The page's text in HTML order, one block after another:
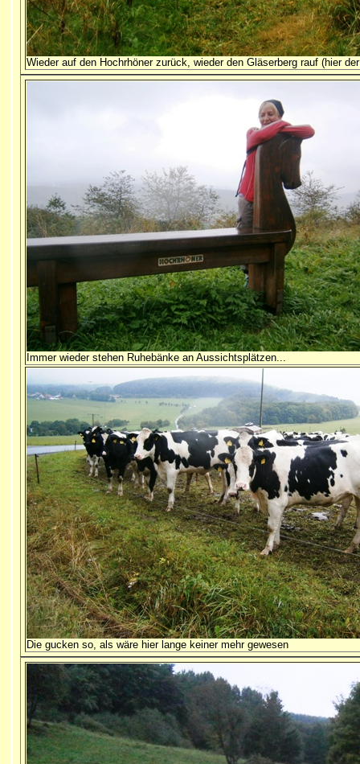
Wieder auf den Hochrhöner zurück, wieder den Gläserberg rauf (hier
Immer wieder stehen Ruhebänke an Aussichtsplätzen...
Die gucken so, als wäre hier lange keiner mehr gewesen